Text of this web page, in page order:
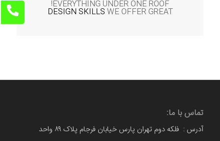
EVERYTHING UNDER ONE ROOF!
WE OFFER GREAT
DESIGN SKILLS
تماس با ما:
آدرس : فلکه دوم تهران پارس خیابان فرجام پلاک ۸۹ واحد